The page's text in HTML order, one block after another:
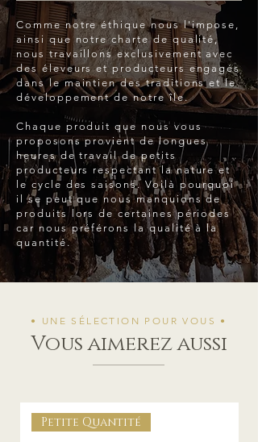
Comme notre éthique nous l'impose,
ainsi que notre charte de qualité,
nous travaillons exclusivement avec
des éleveurs et producteurs engagés
dans le maintien des traditions et le
développement de notre île.
Chaque produit que nous vous
proposons provient de longues
heures de travail de petits
producteurs respectant la nature et
le cycle des saisons. Voilà pourquoi
il se peut que nous manquions de
produits lors de certaines périodes
car nous préférons la qualité à la
quantité.
• UNE SÉLECTION POUR VOUS •
Vous aimerez aussi
Petite Quantité